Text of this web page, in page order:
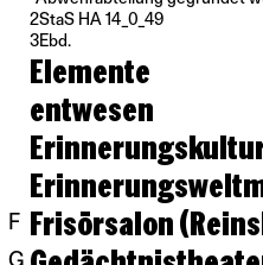
2StaS HA 14_0_49
3Ebd.
Elemente
entwesen
F Frisörsalon
G